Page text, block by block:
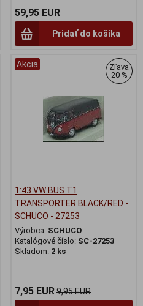
59,95 EUR
Pridať do košíka
Akcia
Zľava
20 %
1:43 VW BUS T1
TRANSPORTER BLACK/RED -
SCHUCO - 27253
Výrobca: SCHUCO
Katalógové číslo: SC-27253
Skladom: 2 ks
7,95 EUR9,95 EUR